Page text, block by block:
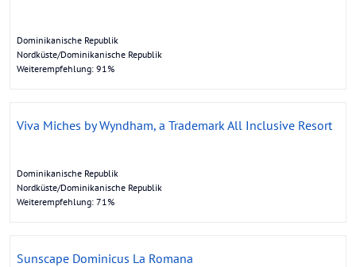
Dominikanische Republik
Nordküste/Dominikanische Republik
Weiterempfehlung: 91%
Viva Miches by Wyndham, a Trademark All Inclusive Resort
Dominikanische Republik
Nordküste/Dominikanische Republik
Weiterempfehlung: 71%
Sunscape Dominicus La Romana